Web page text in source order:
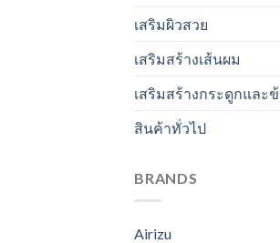
เสริมผิวสวย
เสริมสร้างเส้นผม
เสริมสร้างกระดูกและ
สินค้าทั่วไป
BRANDS
Airizu